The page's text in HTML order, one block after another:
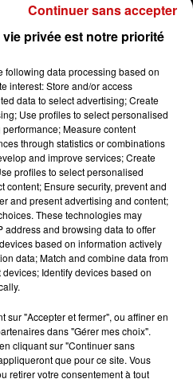
À TROIS MOIS DE
SURSIS...
: un homme condamné à trois
avec sursis pour un salut
privée est notre priorité
following data processing based on
interest: Store and/or access
data to select advertising; Create
Use profiles to select personalised
Measure content
through statistics or combinations
and improve services; Create
profiles to select personalised
content; Ensure security, prevent and
and present advertising and content;
These technologies may
address and browsing data to offer
based on information actively
data; Match and combine data from
Identify devices based on
sur "Accepter et fermer", ou affiner en
dans "Gérer mes choix".
cliquant sur "Continuer sans
que pour ce site. Vous
retirer votre consentement à tout
Continuer sans accepter